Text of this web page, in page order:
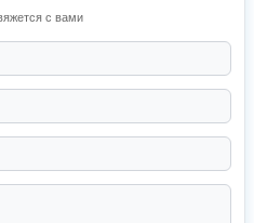
с вами